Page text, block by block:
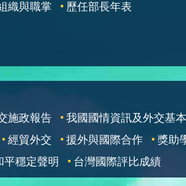
織與職掌 歷任部長年表
施政報告
我國國情資訊及外交基
經貿外交 援外與國際合作
獎助
平穩定聲明
台灣國際評比成績